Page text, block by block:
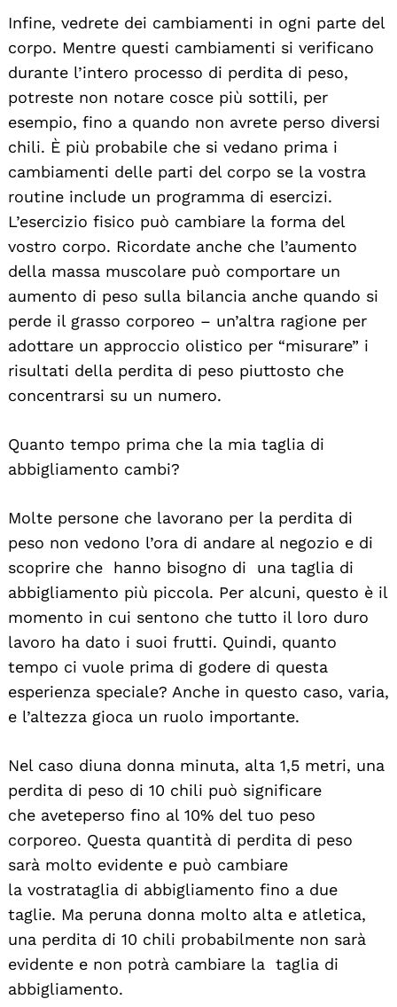
Infine, vedrete dei cambiamenti in ogni parte del
corpo. Mentre questi cambiamenti si verificano
durante l’intero processo di perdita di peso,
potreste non notare cosce più sottili, per
esempio, fino a quando non avrete perso diversi
chili. È più probabile che si vedano prima i
cambiamenti delle parti del corpo se la vostra
routine include un programma di esercizi.
L’esercizio fisico può cambiare la forma del
vostro corpo. Ricordate anche che l’aumento
della massa muscolare può comportare un
aumento di peso sulla bilancia anche quando si
perde il grasso corporeo – un’altra ragione per
adottare un approccio olistico per “misurare” i
risultati della perdita di peso piuttosto che
concentrarsi su un numero.
Quanto tempo prima che la mia taglia di
abbigliamento cambi?
Molte persone che lavorano per la perdita di
peso non vedono l’ora di andare al negozio e di
scoprire che hanno bisogno di una taglia di
abbigliamento più piccola. Per alcuni, questo è il
momento in cui sentono che tutto il loro duro
lavoro ha dato i suoi frutti. Quindi, quanto
tempo ci vuole prima di godere di questa
esperienza speciale? Anche in questo caso, varia,
e l’altezza gioca un ruolo importante.
Nel caso diuna donna minuta, alta 1,5 metri, una
perdita di peso di 10 chili può significare
che aveteperso fino al 10% del tuo peso
corporeo. Questa quantità di perdita di peso
sarà molto evidente e può cambiare
la vostrataglia di abbigliamento fino a due
taglie. Ma peruna donna molto alta e atletica,
una perdita di 10 chili probabilmente non sarà
evidente e non potrà cambiare la taglia di
abbigliamento.
Search